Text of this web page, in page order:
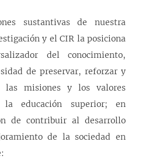
sustantivas de nuestra
y el CIR la posiciona
del conocimiento,
de preservar, reforzar y
las misiones y los valores
la educación superior; en
de contribuir al desarrollo
de la sociedad en